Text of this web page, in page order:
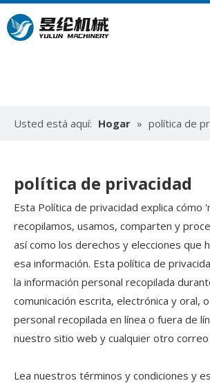
Usted está aquí: Hogar » política de
política de privacidad
Esta Política de privacidad explica cómo
recopilamos, usamos, comparten y
así como los derechos y elecciones que
esa información. Esta política de
la información personal recopilada
comunicación escrita, electrónica y oral,
personal recopilada en línea o fuera de
nuestro sitio web y cualquier otro
Lea nuestros términos y condiciones y